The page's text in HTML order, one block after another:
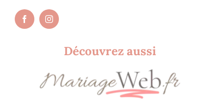
Découvrez aussi